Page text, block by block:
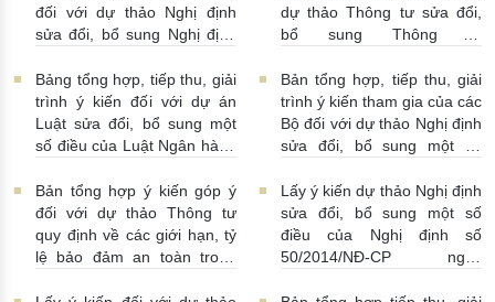
16/07/2026 | 10:00:00
đối với dự thảo Nghị định
sửa đổi, bổ sung Nghị định
13/07/2026 | 16:00:00
dự thảo Thông tư sửa đổi,
bổ sung Thông tư
13/07/2026 | 02:19:00
Bảng tổng hợp, tiếp thu, giải
trình ý kiến đối với dự án
Luật sửa đổi, bổ sung một
số điều của Luật Ngân hàng
Phòng, chống rửa tiền và
Luật Các tổ chức tín dụng
08/07/2026 | 11:21:00
Bản tổng hợp, tiếp thu, giải
trình ý kiến tham gia của các
Bộ đối với dự thảo Nghị định
sửa đổi, bổ sung một số
58/2021/NĐ-CP
07/07/2026
| 15:01:00
Bản tổng hợp ý kiến góp ý
đối với dự thảo Thông tư
quy định về các giới hạn, tỷ
lệ bảo đảm an toàn trong
Lấy ý kiến dự thảo Nghị định
sửa đổi, bổ sung một số
điều của Nghị định số
50/2014/NĐ-CP ngày